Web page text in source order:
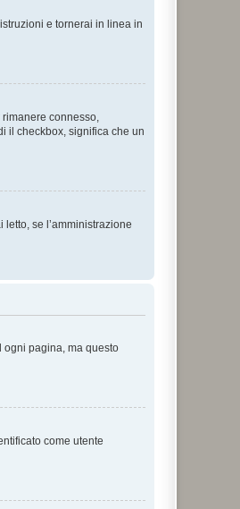
e tornerai in linea in
connesso,
il checkbox, significa che un
se l’amministrazione
ogni pagina, ma questo
come utente